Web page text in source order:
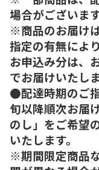
場合がございます
※商品のお届け
指定の有無によ
お申込み分は、
でお届けいたしま
●配達時期のご
旬以降順次お届
のし」をご希望
いたします。
※期間限定商品